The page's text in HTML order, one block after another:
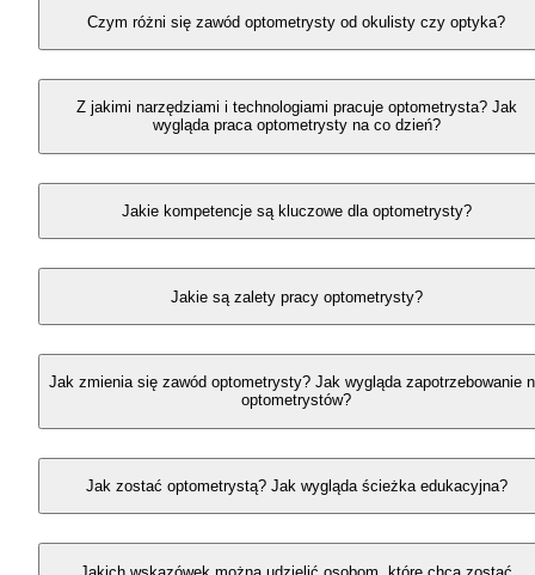
Czym różni się zawód optometrysty od okulisty czy optyka?
Z jakimi narzędziami i technologiami pracuje optometrysta? Jak
wygląda praca optometrysty na co dzień?
Jakie kompetencje są kluczowe dla optometrysty?
Jakie są zalety pracy optometrysty?
Jak zmienia się zawód optometrysty? Jak wygląda zapotrzebowanie
optometrystów?
Jak zostać optometrystą? Jak wygląda ścieżka edukacyjna?
Jakich wskazówek można udzielić osobom, które chcą zostać